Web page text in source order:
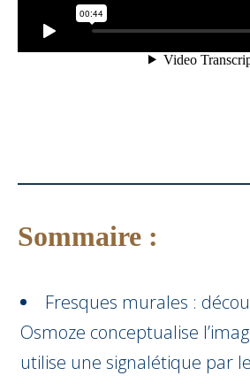
Sommaire :
Fresques murales :
Osmoze conceptualise
utilise une signalétique par